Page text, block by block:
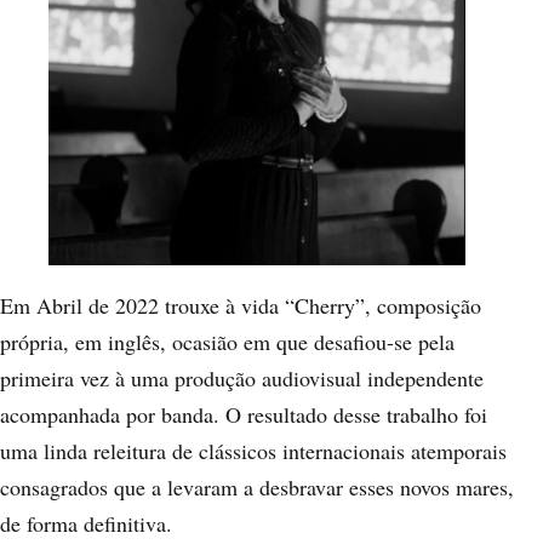
Em Abril de 2022 trouxe à vida “Cherry”, composição
própria, em inglês, ocasião em que desafiou-se pela
primeira vez à uma produção audiovisual independente
acompanhada por banda. O resultado desse trabalho foi
uma linda releitura de clássicos internacionais atemporais
consagrados que a levaram a desbravar esses novos mares,
de forma definitiva.